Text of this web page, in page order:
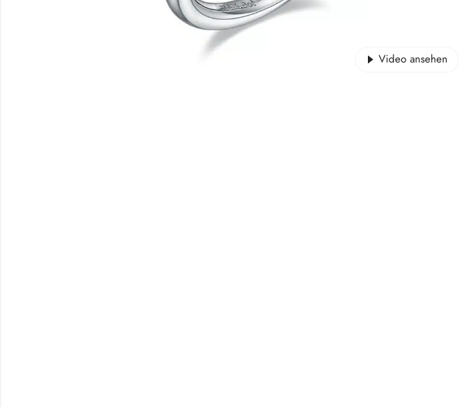
Video ansehen